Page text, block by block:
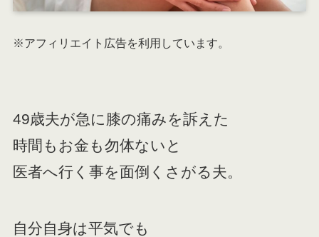
※アフィリエイト広告を利用しています。
49歳夫が急に膝の痛みを訴えた
時間もお金も勿体ないと
医者へ行く事を面倒くさがる夫。
自分自身は平気でも